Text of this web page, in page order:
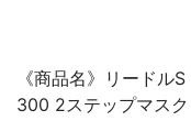
《商品名》リードル
300 2ステップマスク